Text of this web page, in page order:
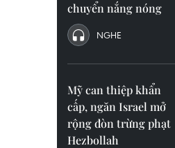
chuyển nắng nóng
NGHE
Mỹ can thiệp khẩn
cấp, ngăn Israel mở
rộng đòn trừng phạt
Hezbollah